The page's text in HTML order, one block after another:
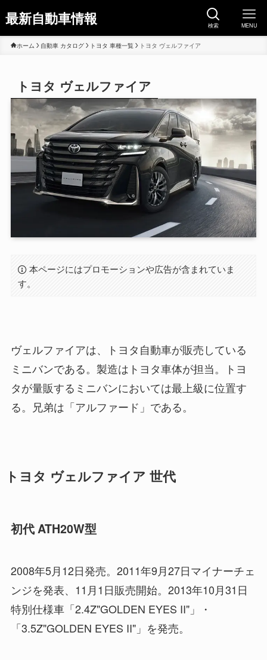
最新自動車情報 検索 MENU
ホーム 自動車 カタログ トヨタ 車種一覧 トヨタ ヴェルファイア
トヨタ ヴェルファイア
本ページにはプロモーションや広告が含まれていま
す。
ヴェルファイアは、トヨタ自動車が販売している
ミニバンである。製造はトヨタ車体が担当。トヨ
タが量販するミニバンにおいては最上級に位置す
る。兄弟は「アルファード」である。
トヨタ ヴェルファイア 世代
初代 ATH20W型
2008年5月12日発売。2011年9月27日マイナーチェ
ンジを発表、11月1日販売開始。2013年10月31日
特別仕様車「2.4Z"GOLDEN EYES II"」・
「3.5Z"GOLDEN EYES II"」を発売。